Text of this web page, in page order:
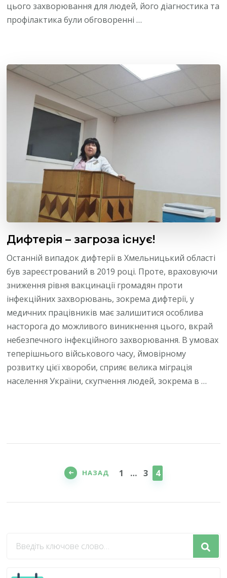
цього захворювання для людей, його діагностика та
профілактика були обговоренні …
Дифтерія – загроза існує!
Останній випадок дифтерії в Хмельницький області
був зареєстрований в 2019 році. Проте, враховуючи
зниження рівня вакцинації громадян проти
інфекційних захворювань, зокрема дифтерії, у
медичних працівників має залишитися особлива
насторога до можливого виникнення цього, вкрай
небезпечного інфекційного захворювання. В умовах
теперішнього військового часу, ймовірному
розвитку цієї хвороби, сприяє велика міграція
населення України, скупчення людей, зокрема в …
НАЗАД СТОРІНКА
1 … СТОРІНКА
3 СТОРІНКА
4
щось?